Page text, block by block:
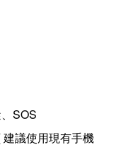
SOS
建議使用現有手機